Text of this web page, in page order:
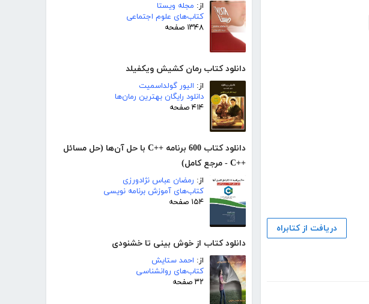
از: مجله ویستا
کتاب‌های علوم اجتماعی
۱۳۴۸ صفحه
دانلود کتاب رمان کشیش ویکفیلد
از: الیور گولداسمیت
دانلود رایگان بهترین رمان‌ها
۴۱۴ صفحه
دانلود کتاب 600 برنامه ++C با حل آن‌ها (حل مسائل
++C - مرجع کامل)
از: رمضان عباس نژادورزی
کتاب‌های آموزش برنامه نویسی
۱۵۴ صفحه
دانلود کتاب از خوش بینی تا خشنودی
از: احمد ستایش
کتاب‌های روانشناسی
۳۲ صفحه
دریافت از کتابراه